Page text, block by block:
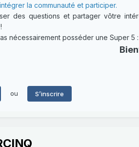
la communauté et participer.
des questions et partager vôtre
nécessairement posséder une Super
ou S’inscrire